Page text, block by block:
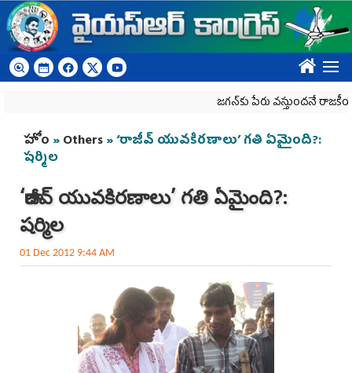
Skip to main content
????
జగన్‌కు పేరు వస్తుందనే రాజకీయ కక్షతో
You are here
హోం »Others» ‘రాజీవ్‌ యువకిరణాలు’ గతి ఏమైంది?:
షర్మిల
‘రాజీవ్‌ యువకిరణాలు’ గతి ఏమైంది?:
షర్మిల
01 Dec 2012 9:44 AM